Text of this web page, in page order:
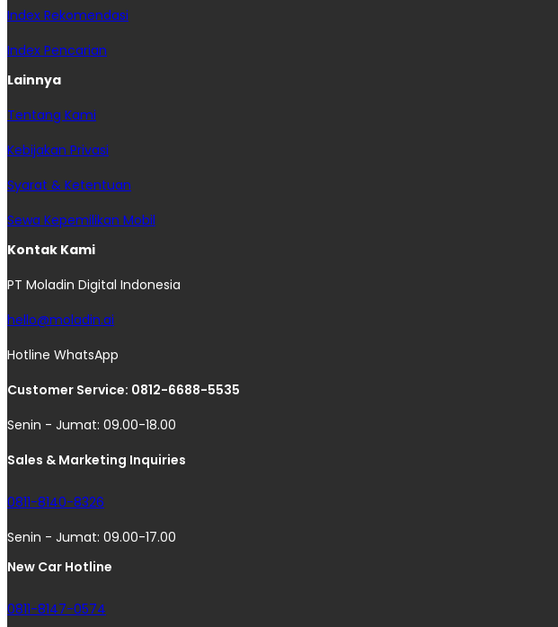
Index Rekomendasi
Index Pencarian
Lainnya
Tentang Kami
Kebijakan Privasi
Syarat & Ketentuan
Sewa Kepemilikan Mobil
Kontak Kami
PT Moladin Digital Indonesia
hello@moladin.ai
Hotline WhatsApp
Customer Service: 0812-6688-5535
Senin - Jumat: 09.00-18.00
Sales & Marketing Inquiries
0811-8140-8326
Senin - Jumat: 09.00-17.00
New Car Hotline
0811-8147-0574